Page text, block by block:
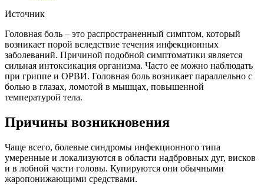
Источник
Головная боль – это распространенный симптом, который
возникает порой вследствие течения инфекционных
заболеваний. Причиной подобной симптоматики является
сильная интоксикация организма. Часто ее можно наблюдать
при гриппе и ОРВИ. Головная боль возникает параллельно с
болью в глазах, ломотой в мышцах, повышенной
температурой тела.
Причины возникновения
Чаще всего, болевые синдромы инфекционного типа
умеренные и локализуются в области надбровных дуг, висков
и в лобной части головы. Купируются они обычными
жаропонижающими средствами.